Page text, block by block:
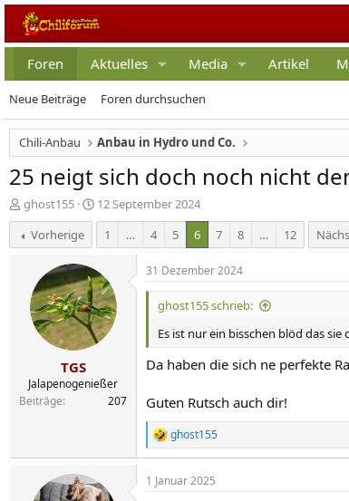
Foren Aktuelles Media Artikel
Neue Beiträge Foren durchsuchen
Chili-Anbau Anbau in Hydro und Co.
25 neigt sich doch noch nicht
E
r
s
t
ghost155
E
r
t
e
l
l
t
a
m
12 September 2024
Vorherige
1 … 4 5 6 7 8 … 12
TGS
Jalapenogenießer
Beiträge
207
31 Dezember 2024
ghost155 schrieb:
Es ist nur ein bisschen blöd das
Da haben die sich ne perfekte
Guten Rutsch auch dir!
R
e
k
ghost155
1 Januar 2025